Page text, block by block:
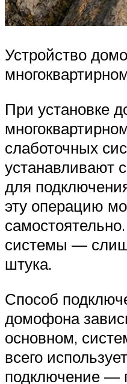
Устройство
При установке
слаботочных
устанавливают
для
эту операцию
системы —
штука.
Способ
домофона
основном,
всего
подключение —